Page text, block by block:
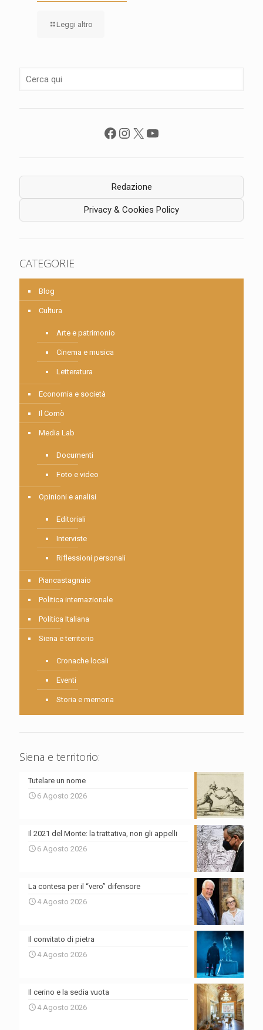
Leggi altro
Facebook
Instagram
X YouTube
Redazione
Privacy & Cookies Policy
CATEGORIE
Blog
Cultura
Arte e patrimonio
Cinema e musica
Letteratura
Economia e società
Il Comò
Media Lab
Documenti
Foto e video
Opinioni e analisi
Editoriali
Interviste
Riflessioni personali
Piancastagnaio
Politica internazionale
Politica Italiana
Siena e territorio
Cronache locali
Eventi
Storia e memoria
Siena e territorio:
Tutelare un nome
6 Agosto 2026
Il 2021 del Monte: la trattativa, non gli appelli
6 Agosto 2026
La contesa per il “vero” difensore
4 Agosto 2026
Il convitato di pietra
4 Agosto 2026
Il cerino e la sedia vuota
4 Agosto 2026